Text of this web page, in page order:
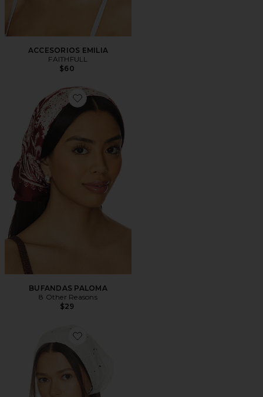
ACCESORIOS EMILIA
FAITHFULL
$60
Favorite BUFANDAS PALOMA
BUFANDAS PALOMA
8 Other Reasons
$29
Favorite PAÑUELO PALOMA